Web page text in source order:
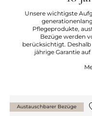
Unsere wichtigste
Pflegeprodukte,
Bezüge werden
berücksichtigt.
jährige Garantie
Austauschbarer Bezüge